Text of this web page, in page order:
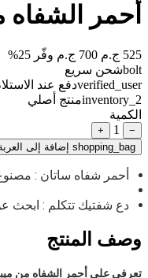
أحمر الشفاه
525 ج.م 700 ج.م
وفّر 25%
boltشحن سريع
verified_userدفع عند
inventory_2منتج أصلي
الكمية
−
1
+
shopping_bag
إضافة إلى
أحمر شفاه ساتان : مصنوع باستخدام أصباغ مختارة خصيصًا وتم
دع شفتيك تتكلم : ابحث
وصف المنتج